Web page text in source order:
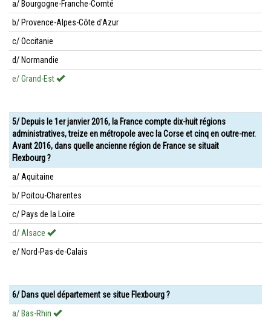
a/ Bourgogne-Franche-Comté
b/ Provence-Alpes-Côte d'Azur
c/ Occitanie
d/ Normandie
e/ Grand-Est
5/ Depuis le 1er janvier 2016, la France compte dix-huit régions
administratives, treize en métropole avec la Corse et cinq en outre-mer.
Avant 2016, dans quelle ancienne région de France se situait
Flexbourg ?
a/ Aquitaine
b/ Poitou-Charentes
c/ Pays de la Loire
d/ Alsace
e/ Nord-Pas-de-Calais
6/ Dans quel département se situe Flexbourg ?
a/ Bas-Rhin